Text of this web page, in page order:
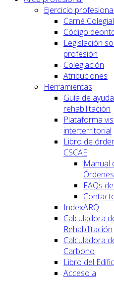
Ejercicio profesional
Carné Colegial
Código
Legislación
profesión
Colegiación
Atribuciones
Herramientas
Guía de
rehabilitación
Plataforma
interterritorial
Libro de
CSCAE
Manual
Órdenes
FAQs
IndexARQ
Calculadora
Rehabilitación
Calculadora
Carbono
Libro del
Acceso a